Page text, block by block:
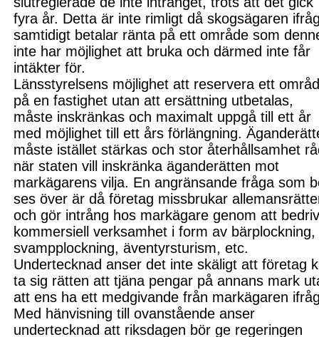
fyra år. Detta är inte rimligt då skogsägaren
samtidigt betalar ränta på ett område som
inte har möjlighet att bruka och därmed inte får
intäkter för.
Länsstyrelsens möjlighet att reservera ett
på en fastighet utan att ersättning utbetalas,
måste inskränkas och maximalt uppgå till ett år
med möjlighet till ett års förlängning.
måste istället stärkas och stor återhållsamhet
när staten vill inskränka äganderätten mot
markägarens vilja. En angränsande fråga som
ses över är då företag missbrukar
och gör intrång hos markägare genom att
kommersiell verksamhet i form av bärplockning,
svampplockning, äventyrsturism, etc.
Undertecknad anser det inte skäligt att företag
ta sig rätten att tjäna pengar på annans mark
att ens ha ett medgivande från markägaren
Med hänvisning till ovanstående anser
undertecknad att riksdagen bör ge regeringen